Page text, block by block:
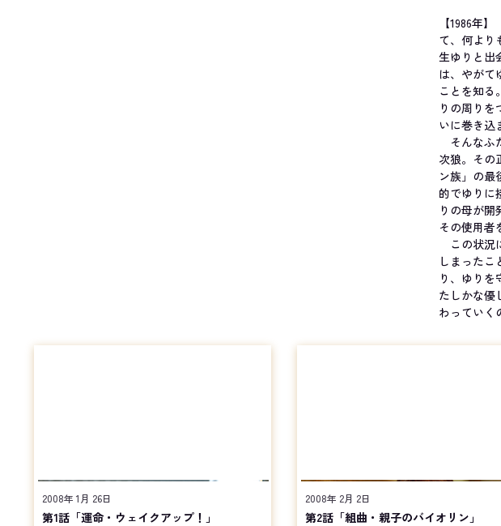
【1986年
て、何より
生ゆりと出
は、やがて
ことを知る
りの周り
いに巻き込
そんなふ
次狼。その
ン族」の最
的でゆりに
りの母が開
その使用者
この状況
しまった
り、ゆりを
たしかな優
わっていく
2008年 1月 26日
第1話「運命・ウェイクアップ！」
2008年 2月 2日
第2話「組曲・親子のバイオリン」